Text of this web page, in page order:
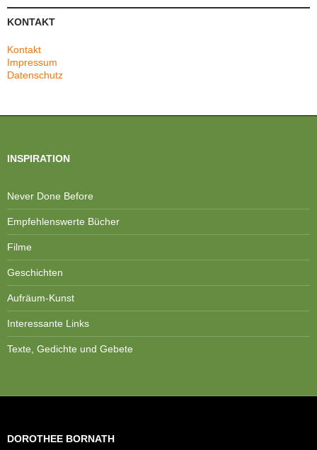
KONTAKT
Kontakt
Impressum
Datenschutz
INSPIRATION
Never Done Before
Empfehlenswerte Bücher
Filme
Geschichten
Aufräum-Kunst
Interessante Links
Texte, Gedichte und Gebete
DOROTHEE BORNATH